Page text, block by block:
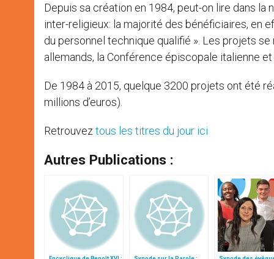
Depuis sa création en 1984, peut-on lire dans
inter-religieux: la majorité des bénéficiaires, en
du personnel technique qualifié ». Les projets
allemands, la Conférence épiscopale italienne et
De 1984 à 2015, quelque 3200 projets ont été
millions d’euros).
Retrouvez tous les titres du jour ici
Autres Publications :